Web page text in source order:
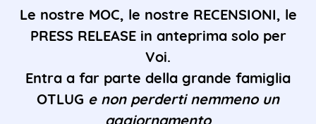
Le nostre MOC, le nostre RECENSIONI, le
PRESS RELEASE in anteprima solo per
Voi.
Entra a far parte della grande famiglia
OTLUG e non perderti nemmeno un
aggiornamento